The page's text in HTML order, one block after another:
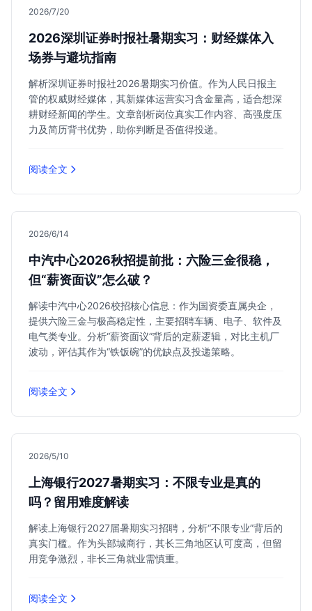
2026/7/20
2026深圳证券时报社暑期实习：财经媒体入
场券与避坑指南
解析深圳证券时报社2026暑期实习价值。作为人民日报主
管的权威财经媒体，其新媒体运营实习含金量高，适合想深
耕财经新闻的学生。文章剖析岗位真实工作内容、高强度压
力及简历背书优势，助你判断是否值得投递。
阅读全文
2026/6/14
中汽中心2026秋招提前批：六险三金很稳，
但“薪资面议”怎么破？
解读中汽中心2026校招核心信息：作为国资委直属央企，
提供六险三金与极高稳定性，主要招聘车辆、电子、软件及
电气类专业。分析“薪资面议”背后的定薪逻辑，对比主机厂
波动，评估其作为“铁饭碗”的优缺点及投递策略。
阅读全文
2026/5/10
上海银行2027暑期实习：不限专业是真的
吗？留用难度解读
解读上海银行2027届暑期实习招聘，分析“不限专业”背后的
真实门槛。作为头部城商行，其长三角地区认可度高，但留
用竞争激烈，非长三角就业需慎重。
阅读全文